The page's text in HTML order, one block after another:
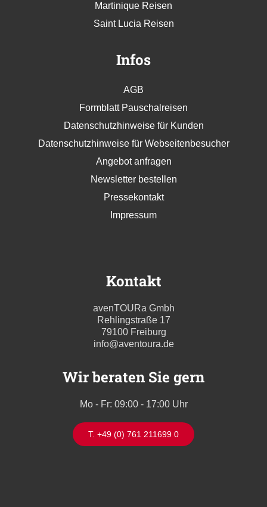
Martinique Reisen
Saint Lucia Reisen
Infos
AGB
Formblatt Pauschalreisen
Datenschutzhinweise für Kunden
Datenschutzhinweise für Webseitenbesucher
Angebot anfragen
Newsletter bestellen
Pressekontakt
Impressum
Kontakt
avenTOURa Gmbh
Rehlingstraße 17
79100 Freiburg
info@aventoura.de
Wir beraten Sie gern
Mo - Fr: 09:00 - 17:00 Uhr
T. +49 (0) 761 211699 0